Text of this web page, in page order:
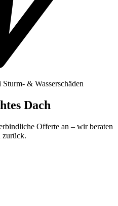
& Wasserschäden
Dach
Offerte an – wir beraten
zurück.